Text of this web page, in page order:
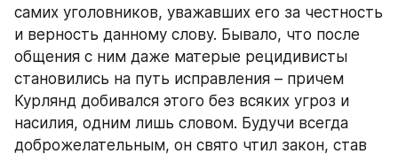
самих уголовников, уважавших его за честность
и верность данному слову. Бывало, что после
общения с ним даже матерые рецидивисты
становились на путь исправления – причем
Курлянд добивался этого без всяких угроз и
насилия, одним лишь словом. Будучи всегда
доброжелательным, он свято чтил закон, став